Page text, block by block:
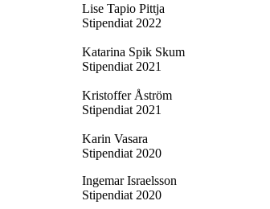
Lise Tapio Pittja
Stipendiat 2022
Katarina Spik Skum
Stipendiat 2021
Kristoffer Åström
Stipendiat 2021
Karin Vasara
Stipendiat 2020
Ingemar Israelsson
Stipendiat 2020